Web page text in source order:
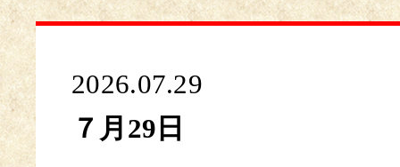
2026.07.29
７月29日